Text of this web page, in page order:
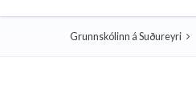
Grunnskólinn á Suðureyri